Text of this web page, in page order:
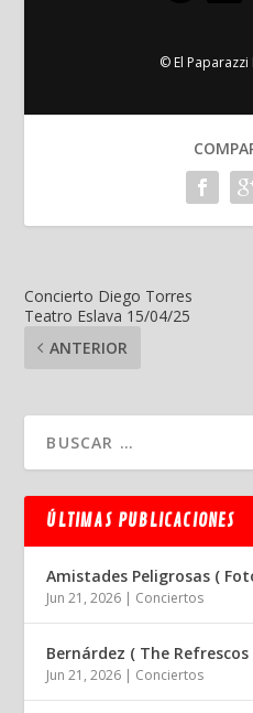
© El
Concierto Diego Torres
Teatro Eslava 15/04/25
ANTERIOR
ÚLTIMAS PUBLICACIONES
Amistades Peligrosas (
Jun 21, 2026 | Conciertos
Bernárdez ( The Refrescos
Jun 21, 2026 | Conciertos